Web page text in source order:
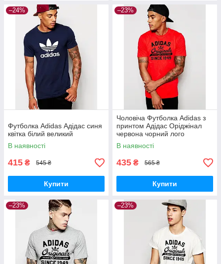
–24%
Футболка Adidas Адідас синя
квітка білий великий
В наявності
415 ₴ 545 ₴
Купити
–23%
Чоловіча Футболка Adidas з
принтом Адідас Оріджінал
червона чорний лого
В наявності
435 ₴ 565 ₴
Купити
–23% –23%